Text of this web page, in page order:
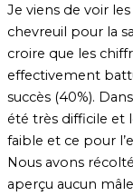
Je viens de voir
chevreuil pour la
croire que les
effectivement
succès (40%).
été très difficile et
faible et ce pour
Nous avons
aperçu aucun